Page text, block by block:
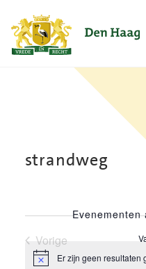
Naar content
strandweg
BerichtEr zijn geen resultaten
Vorige
Evenementen